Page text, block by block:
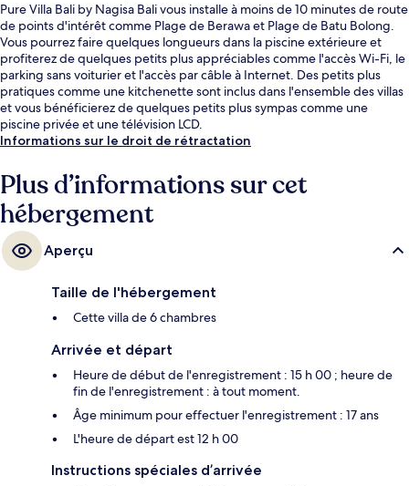
Pure Villa Bali by Nagisa Bali vous installe à moins de 10 minutes de route
de points d'intérêt comme Plage de Berawa et Plage de Batu Bolong.
Vous pourrez faire quelques longueurs dans la piscine extérieure et
profiterez de quelques petits plus appréciables comme l'accès Wi-Fi, le
parking sans voiturier et l'accès par câble à Internet. Des petits plus
pratiques comme une kitchenette sont inclus dans l'ensemble des villas
et vous bénéficierez de quelques petits plus sympas comme une
piscine privée et une télévision LCD.
Informations sur le droit de rétractation
Plus d’informations sur cet
hébergement
Aperçu
Taille de l'hébergement
Cette villa de 6 chambres
Arrivée et départ
Heure de début de l'enregistrement : 15 h 00 ; heure de
fin de l'enregistrement : à tout moment.
Âge minimum pour effectuer l'enregistrement : 17 ans
L'heure de départ est 12 h 00
Instructions spéciales d’arrivée